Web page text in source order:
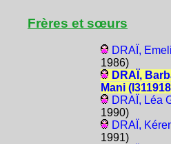
Frères et sœurs
DRAÏ,
1986)
DRAÏ,
Mani
DRAÏ, Léa
1990)
DRAÏ,
1991)